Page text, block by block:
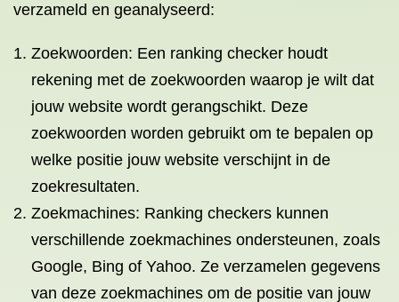
verzameld en geanalyseerd:
Zoekwoorden: Een ranking checker houdt
rekening met de zoekwoorden waarop je wilt dat
jouw website wordt gerangschikt. Deze
zoekwoorden worden gebruikt om te bepalen op
welke positie jouw website verschijnt in de
zoekresultaten.
Zoekmachines: Ranking checkers kunnen
verschillende zoekmachines ondersteunen, zoals
Google, Bing of Yahoo. Ze verzamelen gegevens
van deze zoekmachines om de positie van jouw